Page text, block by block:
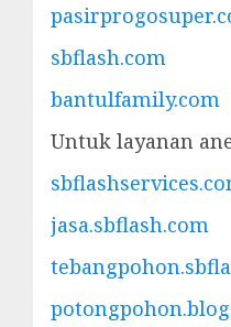
sbflash.com
bantulfamily.com
Untuk layanan
jasa.sbflash.com